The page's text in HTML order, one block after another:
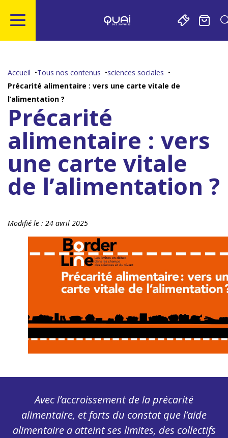
contenu
Accueil Tous nos contenus
sciences sociales
Précarité alimentaire : vers une carte vitale de
l’alimentation ?
Précarité
alimentaire : vers
une carte vitale
de l’alimentation ?
Modifié le : 24 avril 2025
Avec l’accroissement de la précarité
alimentaire, et forts du constat que l’aide
alimentaire a atteint ses limites, des collectifs